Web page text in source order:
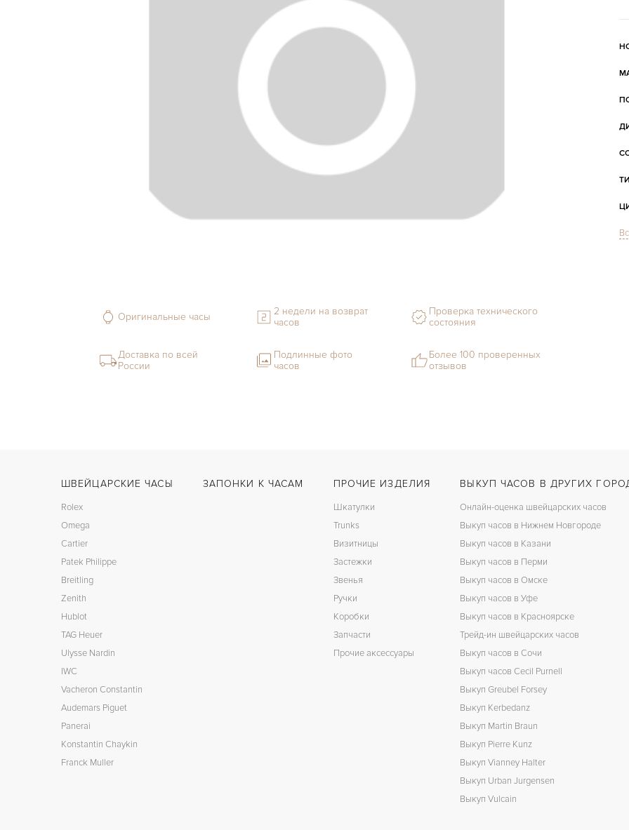
Оригинальные часы
2 недели на возврат
часов
Проверка технического
состояния
Доставка по всей
России
Подлинные фото
часов
Более 100 проверенных
отзывов
ШВЕЙЦАРСКИЕ ЧАСЫ
Rolex
Omega
Cartier
Patek Philippe
Breitling
Zenith
Hublot
TAG Heuer
Ulysse Nardin
IWC
Vacheron Constantin
Audemars Piguet
Panerai
Konstantin Chaykin
Franck Muller
ЗАПОНКИ К ЧАСАМ ПРОЧИЕ ИЗДЕЛИЯ
Шкатулки
Trunks
Визитницы
Застежки
Звенья
Ручки
Коробки
Запчасти
Прочие аксессуары
ВЫКУП ЧАСОВ В ДРУГИХ
Онлайн-оценка швейцарских часов
Выкуп часов в Нижнем Новгороде
Выкуп часов в Казани
Выкуп часов в Перми
Выкуп часов в Омске
Выкуп часов в Уфе
Выкуп часов в Красноярске
Трейд-ин швейцарских часов
Выкуп часов в Сочи
Выкуп часов Cecil Purnell
Выкуп Greubel Forsey
Выкуп Kerbedanz
Выкуп Martin Braun
Выкуп Pierre Kunz
Выкуп Vianney Halter
Выкуп Urban Jurgensen
Выкуп Vulcain